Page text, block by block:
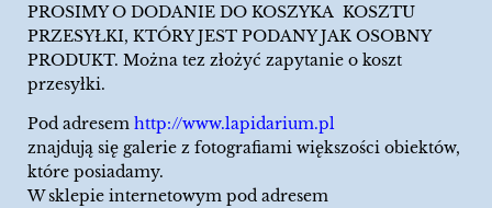
PROSIMY O DODANIE DO KOSZYKA KOSZTU
PRZESYŁKI, KTÓRY JEST PODANY JAK OSOBNY
PRODUKT. Można tez złożyć zapytanie o koszt
przesyłki.
Pod adresem http://www.lapidarium.pl
znajdują się galerie z fotografiami większości obiektów,
które posiadamy.
W sklepie internetowym pod adresem